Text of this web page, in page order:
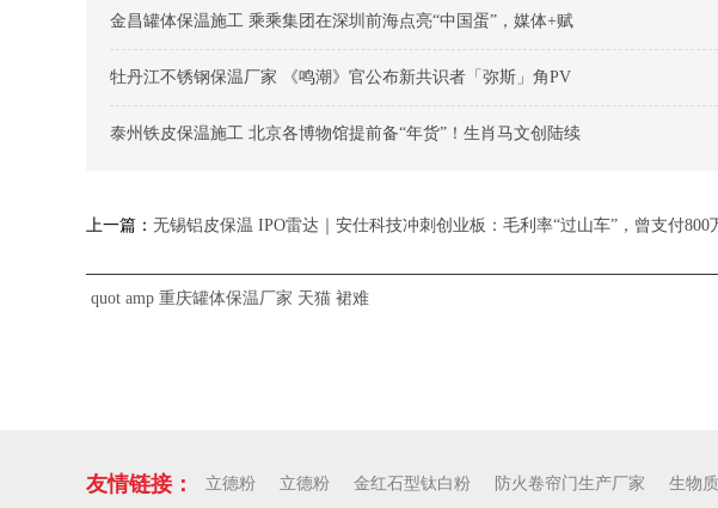
金昌罐体保温施工 乘乘集团在深圳前海点亮“中国蛋”，媒体+赋
牡丹江不锈钢保温厂家 《鸣潮》官公布新共识者「弥斯」角PV
泰州铁皮保温施工 北京各博物馆提前备“年货”！生肖马文创陆续
上一篇： 无锡铝皮保温 IPO雷达｜安仕科技冲刺创业板：毛利率“过山车”，曾支付800
quot amp 重庆罐体保温厂家 天猫 裙难
友情链接： 立德粉 立德粉 金红石型钛白粉 防火卷帘门生产厂家 生物